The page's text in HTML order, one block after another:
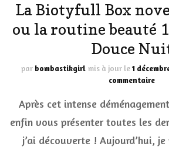
La Biotyfull Box
ou la routine beauté
Douce
par bombastikgirl mis à jour le1
commentairesur
Après cet intense
enfin vous présenter toutes les
j’ai découverte ! Aujourd’hui, je